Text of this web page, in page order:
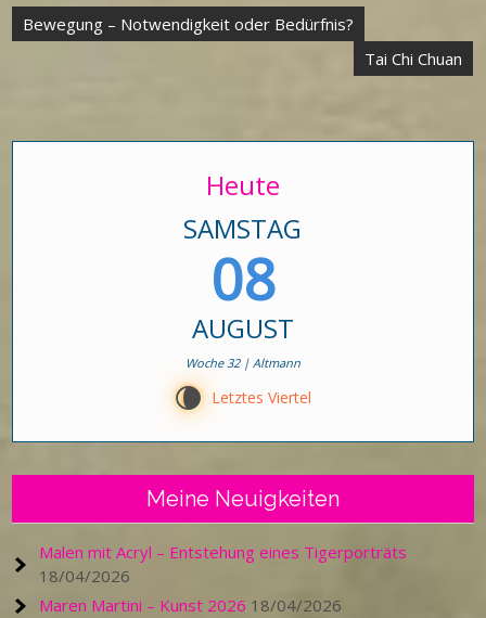
Beitragsnavigation
Bewegung – Notwendigkeit oder Bedürfnis?
Tai Chi Chuan
Heute
SAMSTAG
08
AUGUST
Woche 32 | Altmann
V Letztes Viertel
Meine Neuigkeiten
Malen mit Acryl – Entstehung eines Tigerporträts
18/04/2026
Maren Martini – Kunst 2026 18/04/2026